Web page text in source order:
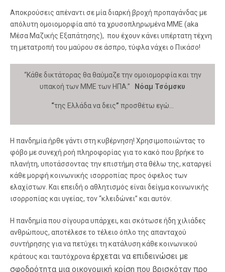
Αποκρούσεις απέναντι σε μία διαρκή βροχή προπαγάνδας με
απόλυτη ομοιομορφία από τα χρυσοπληρωμένα ΜΜΕ (aka
Μέσα Μαζικής Εξαπάτησης), που έχουν κάνει υπέρτατη τέχνη
τη μετατροπή του μαύρου σε άσπρο, τύφλα νάχει ο Πικάσο!
“Κάθε δικτάτορας θα θαύμαζε την ομοιομορφία και την
υπακοή των ΜΜΕ των ΗΠΑ.”
Νόαμ Τσόμσκυ
“της Ελλάδα να δεις” προσθέτω εγώ…
Η πανδημία ήρθε γάντι στη κυβέρνηση! Χρησιμοποιώντας το
φόβο με συνεχή ροή πληροφορίας για το κακό που βρήκε το
πλανήτη, υποτάσσοντας την επιστήμη στα θέλω της, καταργεί
κάθε μορφή κοινωνικής ισορροπίας προς όφελος των
ελαχίστων. Και επειδή ο αθλητισμός είναι δείγμα κοινωνικής
ισορροπίας και υγείας, τον “κλειδώνει” και αυτόν.
Η πανδημία που σίγουρα υπάρχει, και σκότωσε ήδη χιλιάδες
ανθρώπους, αποτέλεσε το τέλειο όπλο της απανταχού
συντήρησης για να πετύχει τη κατάλυση κάθε κοινωνικού
κράτους και ταυτόχροναέρχεται να επιδεινώσει με
σφοδρότητα μια οικονομική κρίση που βρισκόταν προ